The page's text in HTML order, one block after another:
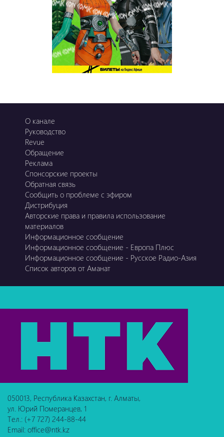
О канале
Руководство
Revue
Обращение
Реклама
Спонсорские проекты
Обратная связь
Сообщить о проблеме с эфиром
Дистрибуция
Авторские права и правила использование
материалов
Информационное сообщение
Информационное сообщение - Европа Плюс
Информационное сообщение - Русское Радио-Азия
Список авторов от Аманат
050013, Республика Казахстан, г. Алматы,
ул. Юрий Померанцев, 1
Тел.: (+7 727) 244-88-44
Email: office@ntk.kz